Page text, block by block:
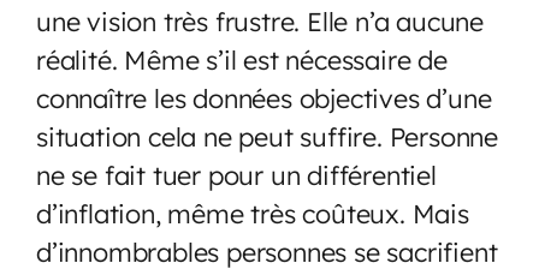
une vision très frustre. Elle n’a aucune
réalité. Même s’il est nécessaire de
connaître les données objectives d’une
situation cela ne peut suffire. Personne
ne se fait tuer pour un différentiel
d’inflation, même très coûteux. Mais
d’innombrables personnes se sacrifient